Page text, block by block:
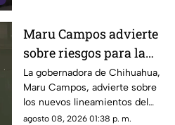
Maru Campos advierte
sobre riesgos para la
libertad de expresión
La gobernadora de Chihuahua,
Maru Campos, advierte sobre
los nuevos lineamientos del
Gobierno Federal que
agosto 08, 2026 01:38 p. m.